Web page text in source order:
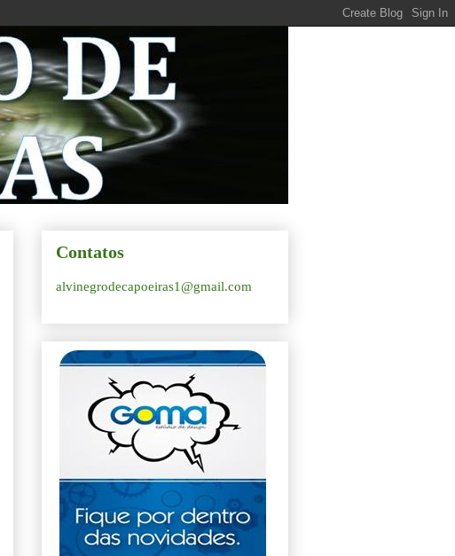
Contatos
alvinegrodecapoeiras1@gmail.com